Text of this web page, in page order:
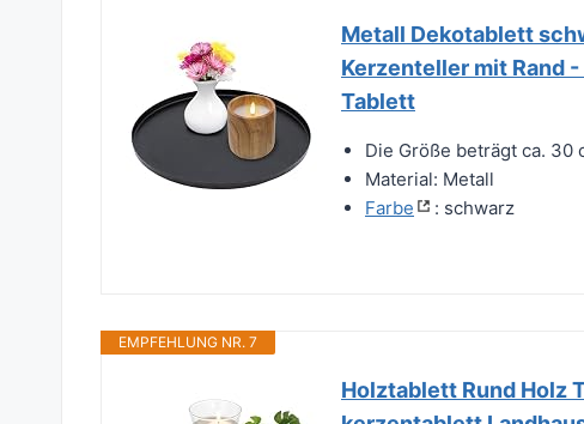
Metall Dekotablett
Kerzenteller mit Rand
Tablett
Die Größe beträgt ca. 30
Material: Metall
Farbe
: schwarz
EMPFEHLUNG NR. 7
Holztablett Rund Holz